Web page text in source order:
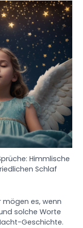
Himmlische
Schlaf
mögen es, wenn
solche Worte
Geschichte.